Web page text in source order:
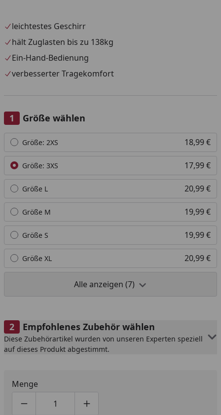
leichtestes Geschirr
hält Zuglasten bis zu 138kg
Ein-Hand-Bedienung
verbesserter Tragekomfort
Größe wählen
Alle anzeigen (7)
Größe: 2XS 18,99 €
Größe: 3XS 17,99 €
Größe L 20,99 €
Größe M 19,99 €
Größe S 19,99 €
Größe XL 20,99 €
Alle anzeigen (7)
Empfohlenes Zubehör wählen
Diese Zubehörartikel wurden von unseren Experten speziell
auf dieses Produkt abgestimmt.
Menge
Produktmenge um eins verringern
Produktmenge manuell eingeben
Produktmenge um eins erhöhen